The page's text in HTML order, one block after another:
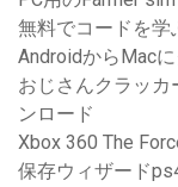
無料でコードを学
AndroidからMac
おじさんクラッ
ンロード
Xbox 360 The
保存ウィザード